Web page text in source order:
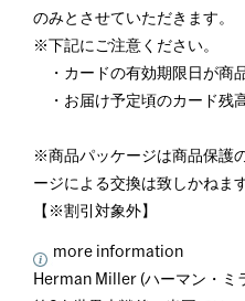
のみとさせていただきます。
※下記にご注意ください。
・カードの有効期限日が商
・お届け予定頃のカード残
※商品パッケージは商品保護
ージによる交換は致しかねま
【※割引対象外】
more information
Herman Miller (ハーマン・ミ